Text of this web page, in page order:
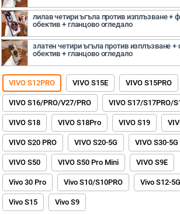
лилав четири ъгъла против изплъзване +
обектив + гланцово огледало
златен четири ъгъла против изплъзване
обектив + гланцово огледало
VIVO S12PRO VIVO S15E VIVO S15PRO
VIVO S16/PRO/V27/PRO VIVO S17/S17PRO/
VIVO S18 VIVO S18Pro VIVO S19
VIVO S20 PRO VIVO S20-5G VIVO S30-5G
VIVO S50 VIVO S50 Pro Mini VIVO S9E
Vivo 30 Pro Vivo S10/S10PRO Vivo S12-5G
Vivo S15 Vivo S9